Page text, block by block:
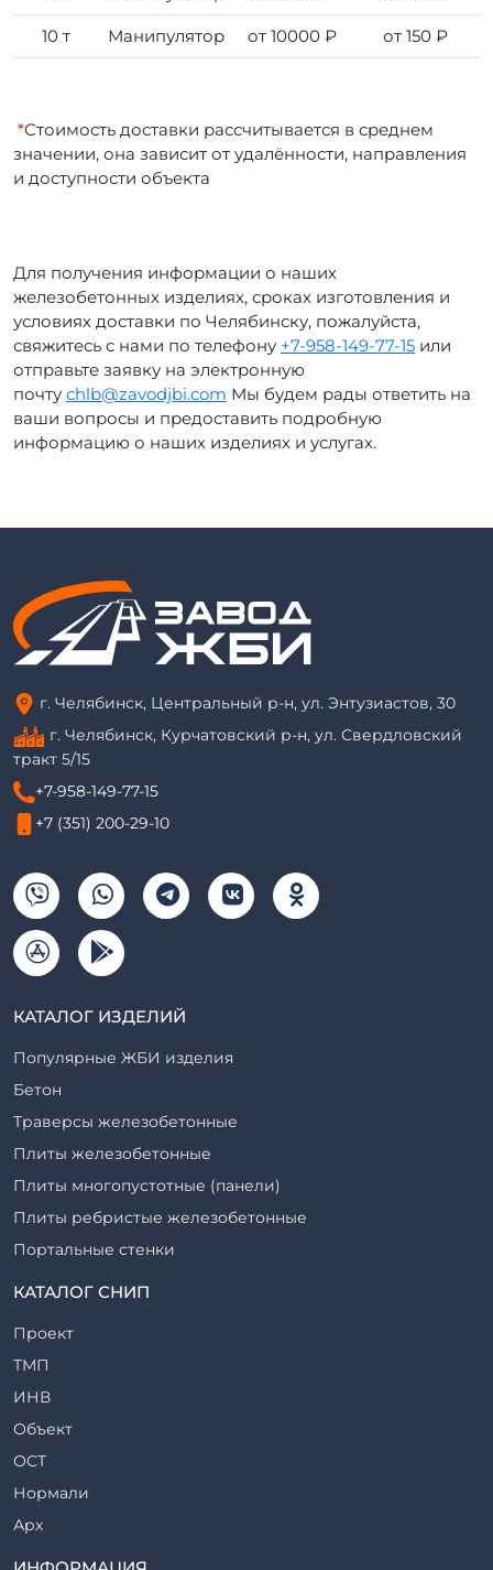
10 т Манипулятор от 10000 ₽ от 150 ₽
*Стоимость доставки рассчитывается в среднем
значении, она зависит от удалённости, направления
и доступности объекта
Для получения информации о наших
железобетонных изделиях, сроках изготовления и
условиях доставки по Челябинску, пожалуйста,
свяжитесь с нами по телефону +7-958-149-77-15 или
отправьте заявку на электронную
почту chlb@zavodjbi.com Мы будем рады ответить на
ваши вопросы и предоставить подробную
информацию о наших изделиях и услугах.
г. Челябинск, Центральный р-н, ул. Энтузиастов, 30
г. Челябинск, Курчатовский р-н, ул. Свердловский
тракт 5/15
+7-958-149-77-15
+7 (351) 200-29-10
КАТАЛОГ ИЗДЕЛИЙ
Популярные ЖБИ изделия
Бетон
Траверсы железобетонные
Плиты железобетонные
Плиты многопустотные (панели)
Плиты ребристые железобетонные
Портальные стенки
Прогоны железобетонные
Ригели железобетонные
Сваи железобетонные
Стеновые блоки
Стойки железобетонные
Столбы железобетонные
Закладные детали
Трубы железобетонные
КАТАЛОГ СНИП
Проект
ТМП
ИНВ
Объект
ОСТ
Нормали
Арх
ТР